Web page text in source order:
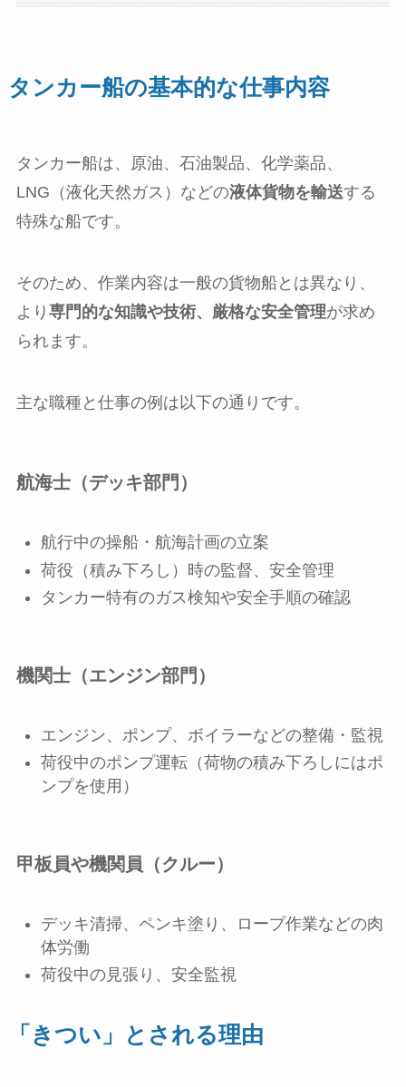
タンカー船の基本的な仕事内容
タンカー船は、原油、石油製品、化学薬品、
LNG（液化天然ガス）などの液体貨物を輸送する
特殊な船です。
そのため、作業内容は一般の貨物船とは異なり、
より 専門的な知識や技術、厳格な安全管理が求め
られます。
主な職種と仕事の例は以下の通りです。
航海士（デッキ部門）
航行中の操船・航海計画の立案
荷役（積み下ろし）時の監督、安全管理
タンカー特有のガス検知や安全手順の確認
機関士（エンジン部門）
エンジン、ポンプ、ボイラーなどの整備・監視
荷役中のポンプ運転（荷物の積み下ろしにはポ
ンプを使用）
甲板員や機関員（クルー）
デッキ清掃、ペンキ塗り、ロープ作業などの肉
体労働
荷役中の見張り、安全監視
「きつい」とされる理由